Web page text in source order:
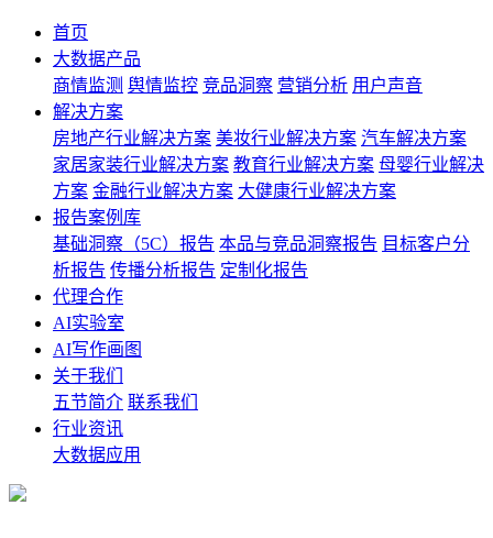
首页
大数据产品
商情监测 舆情监控 竞品洞察 营销分析 用户声音
解决方案
房地产行业解决方案 美妆行业解决方案 汽车解决方案
家居家装行业解决方案 教育行业解决方案 母婴行业解决
方案 金融行业解决方案 大健康行业解决方案
报告案例库
基础洞察（5C）报告 本品与竞品洞察报告 目标客户分
析报告 传播分析报告 定制化报告
代理合作
AI实验室
AI写作画图
关于我们
五节简介 联系我们
行业资讯
大数据应用